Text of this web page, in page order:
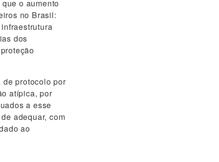
o aumento
no Brasil:
dos
de protocolo por
atípica, por
a esse
adequar, com
ao